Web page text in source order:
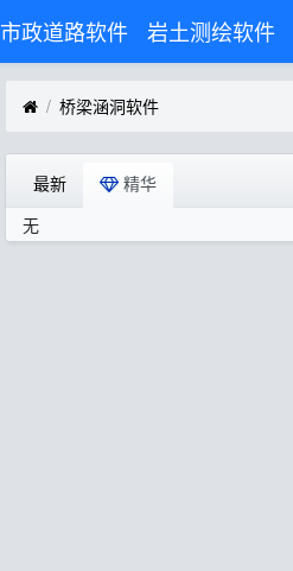
市政道路软件 岩土测绘软件
桥梁涵洞软件
最新 精华
无